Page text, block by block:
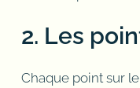
2. Les
Chaque point sur